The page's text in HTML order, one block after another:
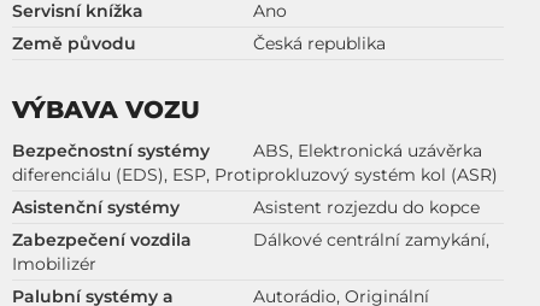
Servisní knížka
Ano
Země původu
Česká republika
VÝBAVA VOZU
Bezpečnostní systémy
ABS, Elektronická uzávěrka
diferenciálu (EDS), ESP, Protiprokluzový systém kol (ASR)
Asistenční systémy
Asistent rozjezdu do kopce
Zabezpečení vozdila
Dálkové centrální zamykání,
Imobilizér
Palubní systémy a
Autorádio, Originální